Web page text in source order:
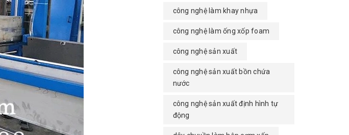
công nghệ làm khay nhựa
công nghệ làm ống xốp foam
công nghệ sản xuất
công nghệ sản xuất bồn chứa
nước
công nghệ sản xuất định hình tự
động